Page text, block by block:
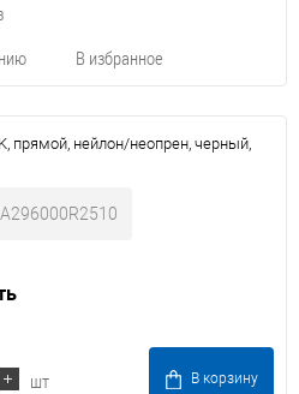
В избранное
прямой, нейлон/неопрен, черный,
шт В корзину